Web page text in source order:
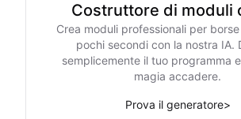
Costruttore di moduli
Crea moduli professionali per
pochi secondi con la nostra IA.
semplicemente il tuo programma
magia accadere.
Prova il generatore>